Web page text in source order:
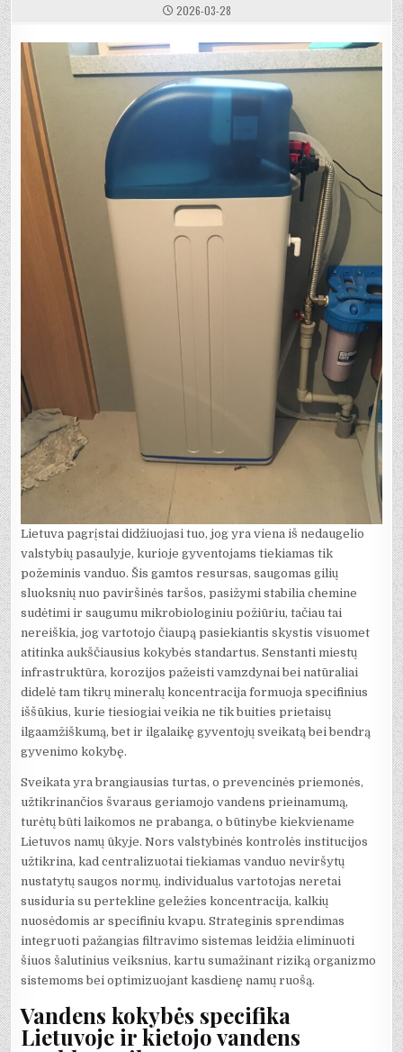
2026-03-28
Lietuva pagrįstai didžiuojasi tuo, jog yra viena iš nedaugelio
valstybių pasaulyje, kurioje gyventojams tiekiamas tik
požeminis vanduo. Šis gamtos resursas, saugomas gilių
sluoksnių nuo paviršinės taršos, pasižymi stabilia chemine
sudėtimi ir saugumu mikrobiologiniu požiūriu, tačiau tai
nereiškia, jog vartotojo čiaupą pasiekiantis skystis visuomet
atitinka aukščiausius kokybės standartus. Senstanti miestų
infrastruktūra, korozijos pažeisti vamzdynai bei natūraliai
didelė tam tikrų mineralų koncentracija formuoja specifinius
iššūkius, kurie tiesiogiai veikia ne tik buities prietaisų
ilgaamžiškumą, bet ir ilgalaikę gyventojų sveikatą bei bendrą
gyvenimo kokybę.
Sveikata yra brangiausias turtas, o prevencinės priemonės,
užtikrinančios švaraus geriamojo vandens prieinamumą,
turėtų būti laikomos ne prabanga, o būtinybe kiekviename
Lietuvos namų ūkyje. Nors valstybinės kontrolės institucijos
užtikrina, kad centralizuotai tiekiamas vanduo neviršytų
nustatytų saugos normų, individualus vartotojas neretai
susiduria su pertekline geležies koncentracija, kalkių
nuosėdomis ar specifiniu kvapu. Strateginis sprendimas
integruoti pažangias filtravimo sistemas leidžia eliminuoti
šiuos šalutinius veiksnius, kartu sumažinant riziką organizmo
sistemoms bei optimizuojant kasdienę namų ruošą.
Vandens kokybės specifika
Lietuvoje ir kietojo vandens